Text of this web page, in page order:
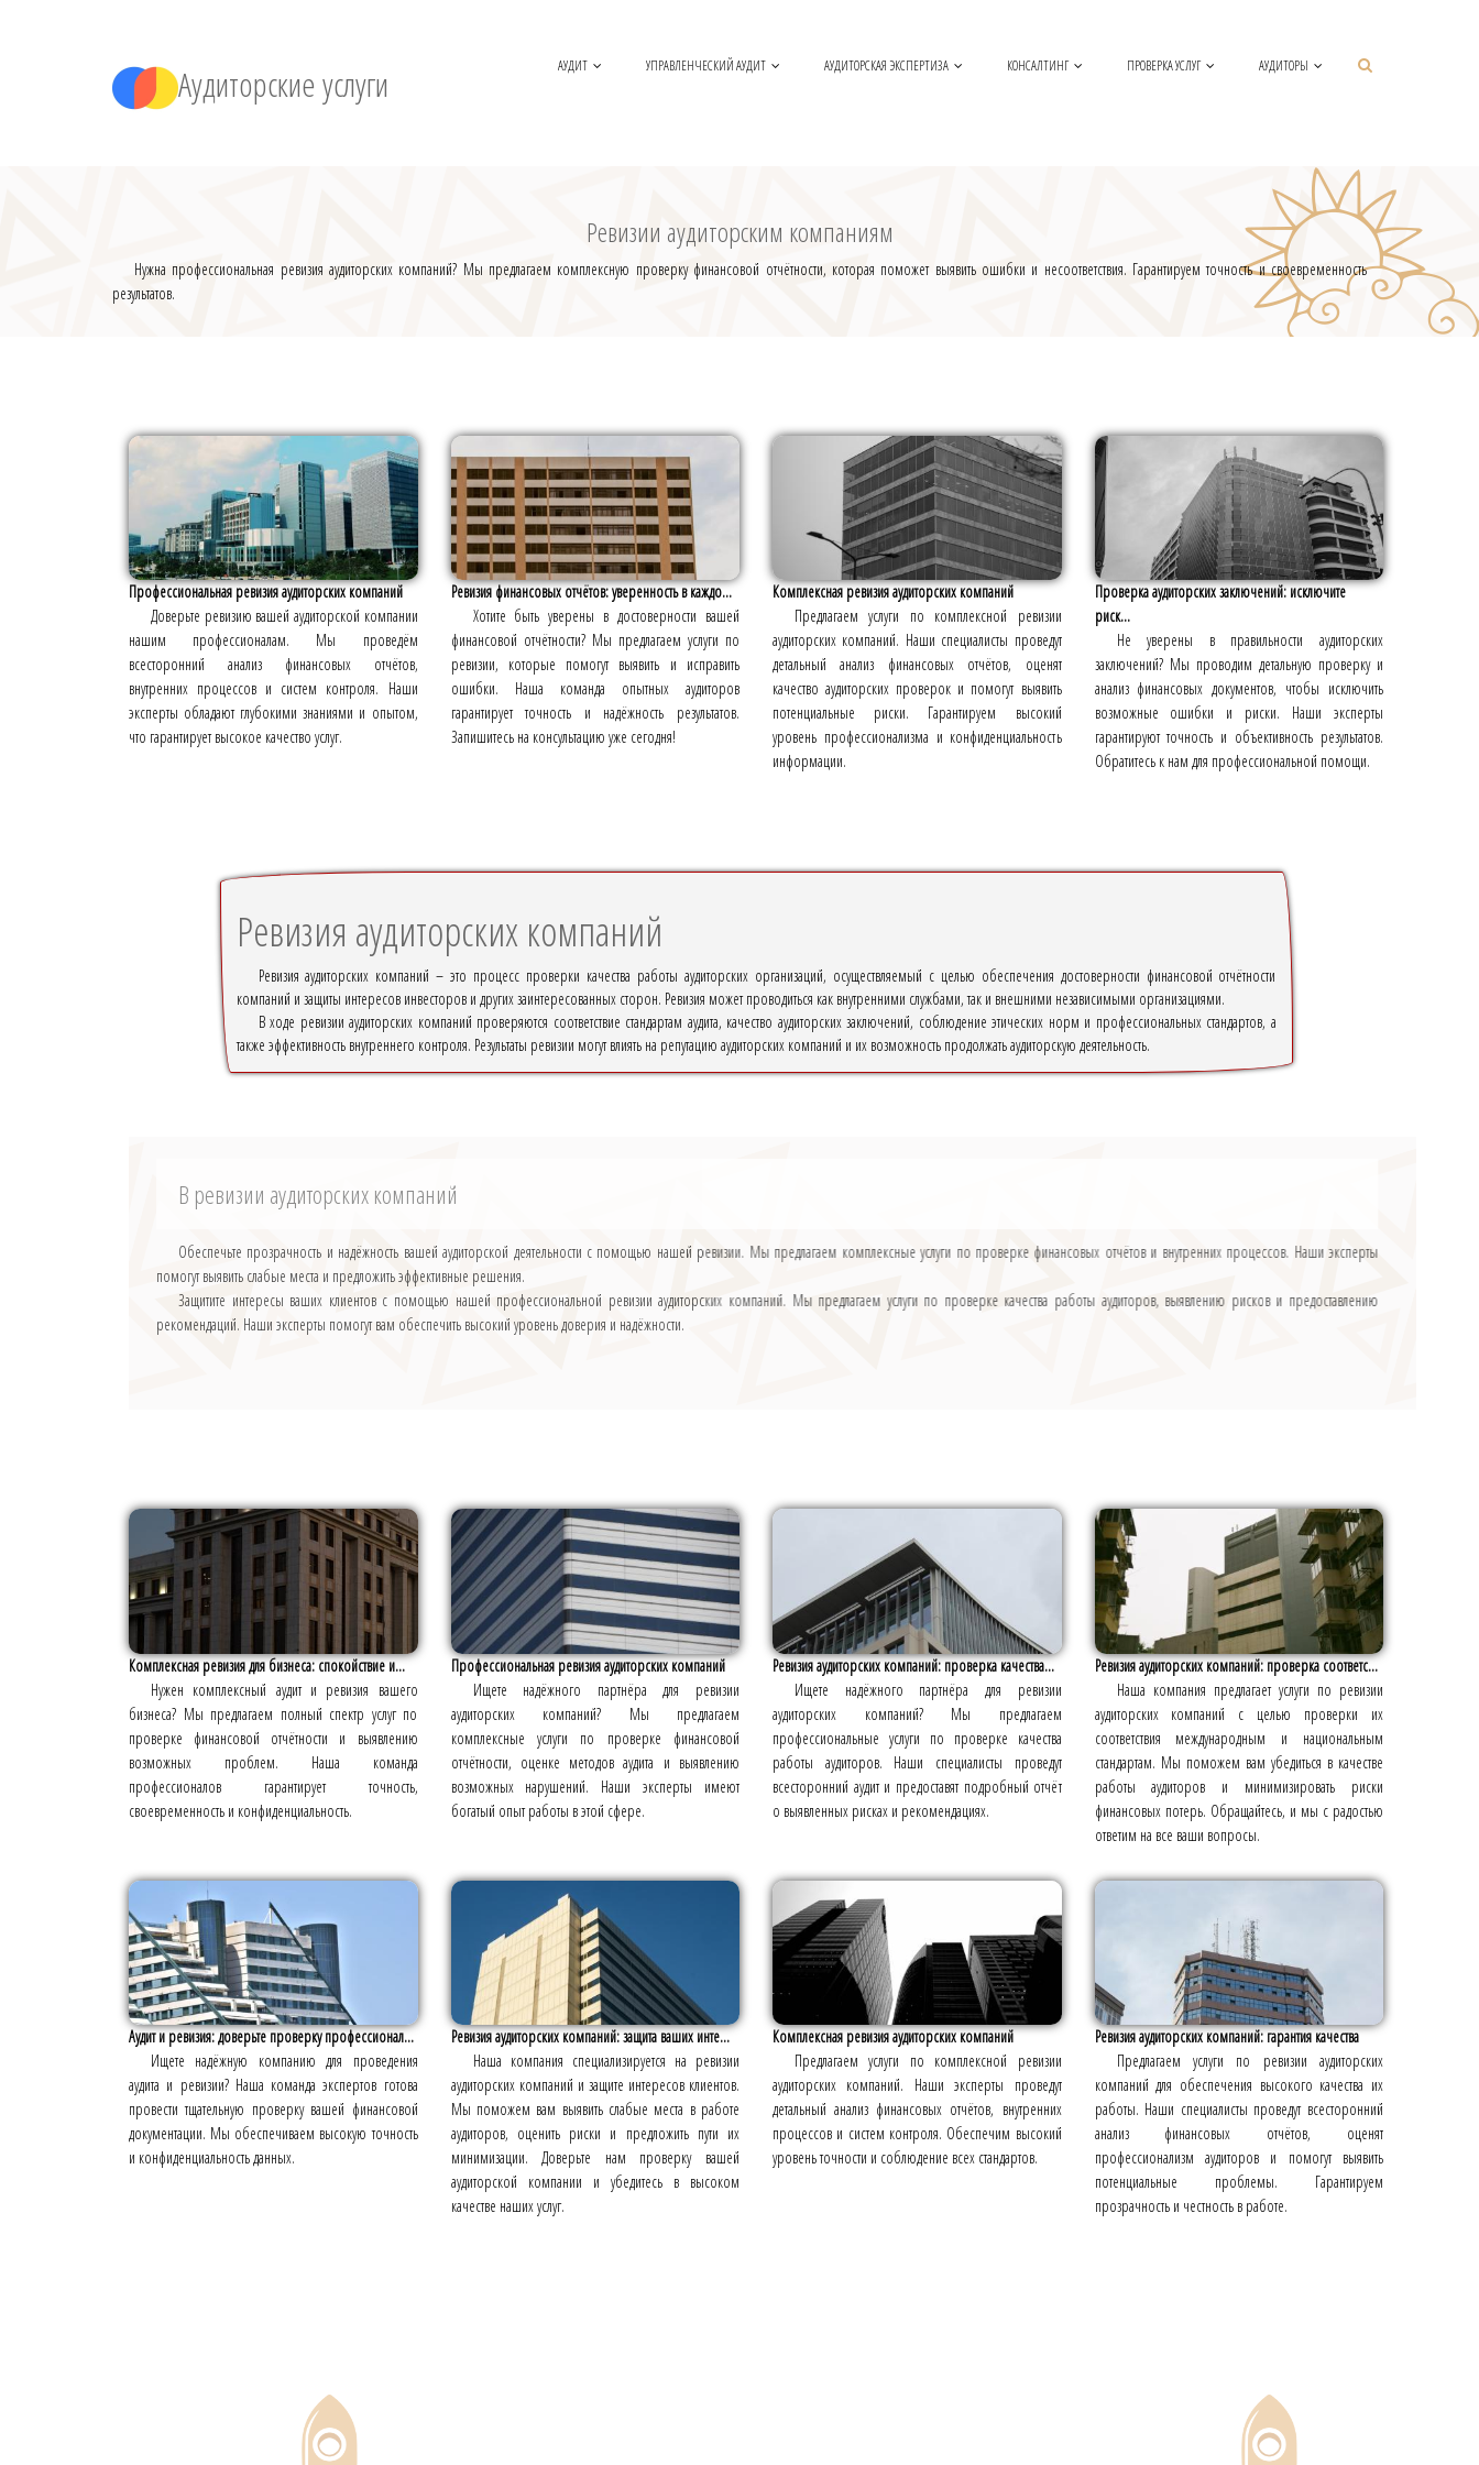
Аудиторские услуги АУДИТ УПРАВЛЕНЧЕСКИЙ АУДИТ АУДИТОРСКАЯ ЭКСПЕРТИЗА КОНСАЛТИНГ ПРОВЕРКА УСЛУГ АУДИТОРЫ
Ревизии аудиторским компаниям
Нужна профессиональная ревизия аудиторских компаний? Мы предлагаем комплексную проверку финансовой отчётности, которая поможет выявить ошибки и несоответствия. Гарантируем точность и своевременность
результатов.
Профессиональная ревизия аудиторских компаний
Доверьте ревизию вашей аудиторской компании
нашим профессионалам. Мы проведём
всесторонний анализ финансовых отчётов,
внутренних процессов и систем контроля. Наши
эксперты обладают глубокими знаниями и опытом,
что гарантирует высокое качество услуг.
Ревизия финансовых отчётов: уверенность в каждо...
Хотите быть уверены в достоверности вашей
финансовой отчётности? Мы предлагаем услуги по
ревизии, которые помогут выявить и исправить
ошибки. Наша команда опытных аудиторов
гарантирует точность и надёжность результатов.
Запишитесь на консультацию уже сегодня!
Комплексная ревизия аудиторских компаний
Предлагаем услуги по комплексной ревизии
аудиторских компаний. Наши специалисты проведут
детальный анализ финансовых отчётов, оценят
качество аудиторских проверок и помогут выявить
потенциальные риски. Гарантируем высокий
уровень профессионализма и конфиденциальность
информации.
Проверка аудиторских заключений: исключите
риск...
Не уверены в правильности аудиторских
заключений? Мы проводим детальную проверку и
анализ финансовых документов, чтобы исключить
возможные ошибки и риски. Наши эксперты
гарантируют точность и объективность результатов.
Обратитесь к нам для профессиональной помощи.
Ревизия аудиторских компаний
Ревизия аудиторских компаний – это процесс проверки качества работы аудиторских организаций, осуществляемый с целью обеспечения достоверности финансовой отчётности
компаний и защиты интересов инвесторов и других заинтересованных сторон. Ревизия может проводиться как внутренними службами, так и внешними независимыми организациями.
В ходе ревизии аудиторских компаний проверяются соответствие стандартам аудита, качество аудиторских заключений, соблюдение этических норм и профессиональных стандартов, а
также эффективность внутреннего контроля. Результаты ревизии могут влиять на репутацию аудиторских компаний и их возможность продолжать аудиторскую деятельность.
В ревизии аудиторских компаний
Обеспечьте прозрачность и надёжность вашей аудиторской деятельности с помощью нашей ревизии. Мы предлагаем комплексные услуги по проверке финансовых отчётов и внутренних процессов. Наши эксперты
помогут выявить слабые места и предложить эффективные решения.
Защитите интересы ваших клиентов с помощью нашей профессиональной ревизии аудиторских компаний. Мы предлагаем услуги по проверке качества работы аудиторов, выявлению рисков и предоставлению
рекомендаций. Наши эксперты помогут вам обеспечить высокий уровень доверия и надёжности.
Комплексная ревизия для бизнеса: спокойствие и...
Нужен комплексный аудит и ревизия вашего
бизнеса? Мы предлагаем полный спектр услуг по
проверке финансовой отчётности и выявлению
возможных проблем. Наша команда
профессионалов гарантирует точность,
своевременность и конфиденциальность.
Профессиональная ревизия аудиторских компаний
Ищете надёжного партнёра для ревизии
аудиторских компаний? Мы предлагаем
комплексные услуги по проверке финансовой
отчётности, оценке методов аудита и выявлению
возможных нарушений. Наши эксперты имеют
богатый опыт работы в этой сфере.
Ревизия аудиторских компаний: проверка качества...
Ищете надёжного партнёра для ревизии
аудиторских компаний? Мы предлагаем
профессиональные услуги по проверке качества
работы аудиторов. Наши специалисты проведут
всесторонний аудит и предоставят подробный отчёт
о выявленных рисках и рекомендациях.
Ревизия аудиторских компаний: проверка соответс...
Наша компания предлагает услуги по ревизии
аудиторских компаний с целью проверки их
соответствия международным и национальным
стандартам. Мы поможем вам убедиться в качестве
работы аудиторов и минимизировать риски
финансовых потерь. Обращайтесь, и мы с радостью
ответим на все ваши вопросы.
Аудит и ревизия: доверьте проверку профессионал...
Ищете надёжную компанию для проведения
аудита и ревизии? Наша команда экспертов готова
провести тщательную проверку вашей финансовой
документации. Мы обеспечиваем высокую точность
и конфиденциальность данных.
Ревизия аудиторских компаний: защита ваших инте...
Наша компания специализируется на ревизии
аудиторских компаний и защите интересов клиентов.
Мы поможем вам выявить слабые места в работе
аудиторов, оценить риски и предложить пути их
минимизации. Доверьте нам проверку вашей
аудиторской компании и убедитесь в высоком
качестве наших услуг.
Комплексная ревизия аудиторских компаний
Предлагаем услуги по комплексной ревизии
аудиторских компаний. Наши эксперты проведут
детальный анализ финансовых отчётов, внутренних
процессов и систем контроля. Обеспечим высокий
уровень точности и соблюдение всех стандартов.
Ревизия аудиторских компаний: гарантия качества
Предлагаем услуги по ревизии аудиторских
компаний для обеспечения высокого качества их
работы. Наши специалисты проведут всесторонний
анализ финансовых отчётов, оценят
профессионализм аудиторов и помогут выявить
потенциальные проблемы. Гарантируем
прозрачность и честность в работе.